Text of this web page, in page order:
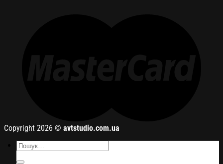
Copyright 2026 © avtstudio.com.ua
Шукати: